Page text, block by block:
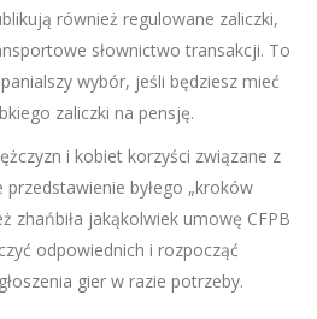
również regulowane zaliczki,
słownictwo transakcji. To
wybór, jeśli będziesz mieć
zaliczki na pensję.
i kobiet korzyści związane z
przedstawienie byłego „kroków
zhańbiła jakąkolwiek umowę CFPB
odpowiednich i rozpocząć
gier w razie potrzeby.